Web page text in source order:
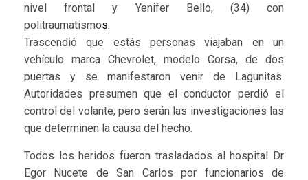
nivel frontal y Yenifer Bello, (34) con
politraumatismos.
Trascendió que estás personas viajaban en un
vehículo marca Chevrolet, modelo Corsa, de dos
puertas y se manifestaron venir de Lagunitas.
Autoridades presumen que el conductor perdió el
control del volante, pero serán las investigaciones las
que determinen la causa del hecho.
Todos los heridos fueron trasladados al hospital Dr
Egor Nucete de San Carlos por funcionarios de